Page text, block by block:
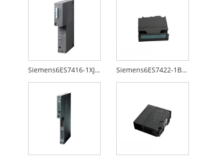
Siemens6ES7416-1XJ01-0AB0 Siemens6ES7422-1BL00-0AA0